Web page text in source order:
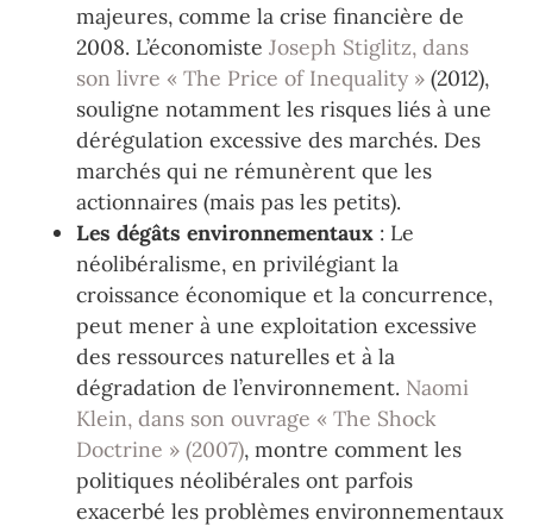
majeures, comme la crise financière de
2008. L’économiste Joseph Stiglitz, dans
son livre « The Price of Inequality » (2012),
souligne notamment les risques liés à une
dérégulation excessive des marchés. Des
marchés qui ne rémunèrent que les
actionnaires (mais pas les petits).
Les dégâts environnementaux : Le
néolibéralisme, en privilégiant la
croissance économique et la concurrence,
peut mener à une exploitation excessive
des ressources naturelles et à la
dégradation de l’environnement. Naomi
Klein, dans son ouvrage « The Shock
Doctrine » (2007), montre comment les
politiques néolibérales ont parfois
exacerbé les problèmes environnementaux